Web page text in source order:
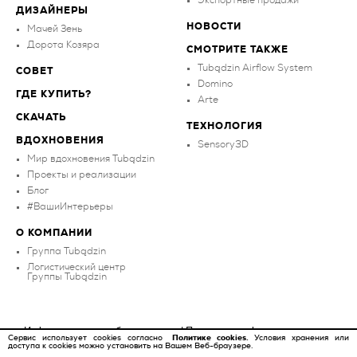
Сервис использует cookies согласно Политике cookies. Условия хранения или
доступа к cookies можно установить на Вашем Веб-браузере.
ДИЗАЙНЕРЫ
Мачей Зень
Дорота Козяра
СОВЕТ
ГДЕ КУПИТЬ?
СКАЧАТЬ
ВДОХНОВЕНИЯ
Мир вдохновения Tubądzin
Проекты и реализации
Блог
#ВашиИнтерьеры
О КОМПАНИИ
Группа Tubądzin
Логистический центр
Группы Tubądzin
НОВОСТИ
СМОТРИТЕ ТАКЖЕ
Tubądzin Airflow System
Domino
Arte
ТЕХНОЛОГИЯ
Sensory3D
Информационное обязательство|Политика конфиденциальности